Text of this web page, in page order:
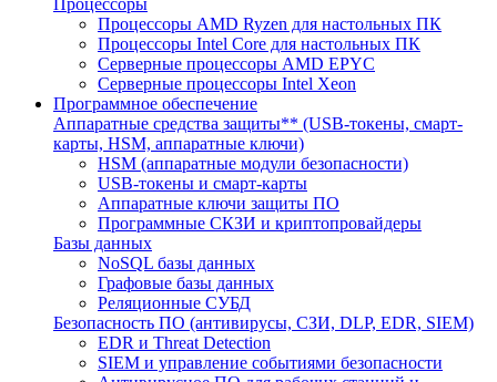
Процессоры
Процессоры AMD Ryzen для настольных ПК
Процессоры Intel Core для настольных ПК
Серверные процессоры AMD EPYC
Серверные процессоры Intel Xeon
Программное обеспечение
Аппаратные средства защиты** (USB-токены, смарт-
карты, HSM, аппаратные ключи)
HSM (аппаратные модули безопасности)
USB-токены и смарт-карты
Аппаратные ключи защиты ПО
Программные СКЗИ и криптопровайдеры
Базы данных
NoSQL базы данных
Графовые базы данных
Реляционные СУБД
Безопасность ПО (антивирусы, СЗИ, DLP, EDR, SIEM)
EDR и Threat Detection
SIEM и управление событиями безопасности